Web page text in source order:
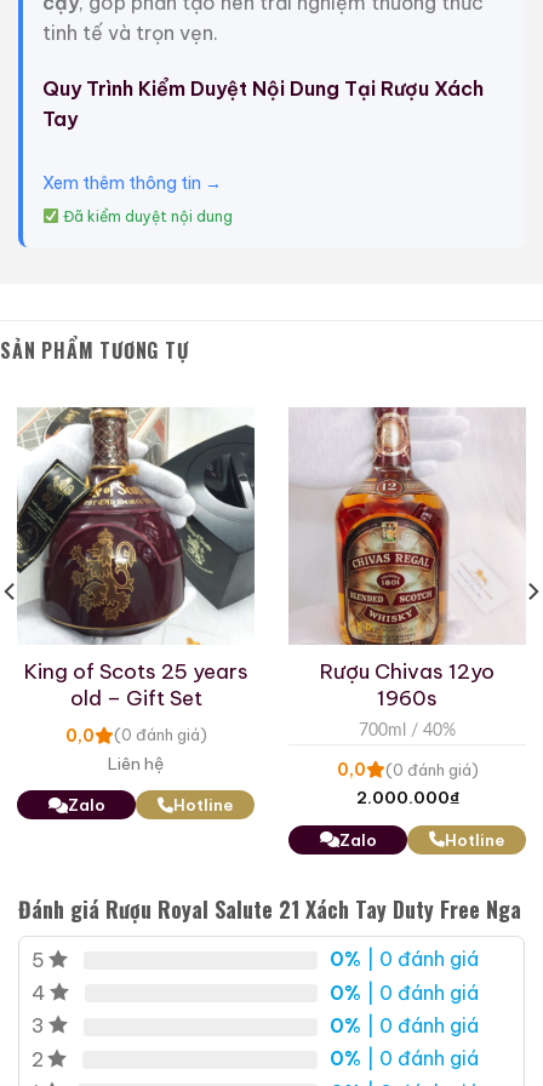
hạt phỉ. Sau cơn phấn khích, một dấu vết của làn khói
>> Xem thêm
>> Xem thêm
Rượu Thuốc Chí Bảo
Tam Dương
500ml / 40%
0,0 (0 đánh giá)
Rượu Mao Đài Quý
Châu Ngũ Sao – Cáp
Họa Hữu Nghị 2021
500ml / 53%
19.280.000₫
Giới Thiệu Một Số Mẫu Rượu Whisky
tinh tế và trọn vẹn.
Quy Trình Kiểm Duyệt Nội Dung Tại Rượu Xách
Tay
Xem thêm thông tin →
Đã kiểm duyệt nội dung
SẢN PHẨM TƯƠNG TỰ
King of Scots 25 years
old – Gift Set
0,0 (0 đánh giá)
Liên hệ
Zalo Hotline
Rượu Chivas 12yo
1960s
700ml / 40%
0,0 (0 đánh giá)
2.000.000₫
Zalo Hotline
Đánh giá Rượu Royal Salute 21 Xách Tay Duty Free Nga
5 0% | 0 đánh giá
4
0% | 0 đánh giá
3
0% | 0 đánh giá
2
0% | 0 đánh giá